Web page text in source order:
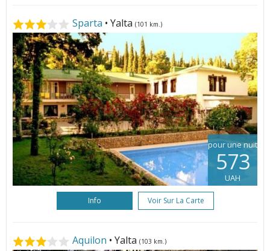
Sparta • Yalta (101 km.)
pour une nuit
573
UAH
Info Voir Sur La Carte
Aquilon • Yalta (103 km.)